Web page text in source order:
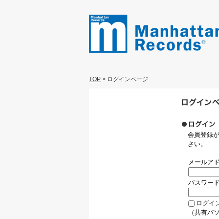
TOP > ログインページ
会員登録
さい。
メールア
パスワー
ログイ
（共有パ